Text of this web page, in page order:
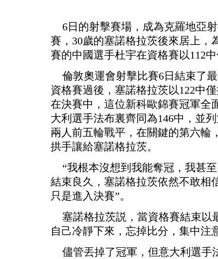
6日的射擊賽場，成為克羅地亞
賽，30歲的塞諾格拉茨後來居上，
賽的中國選手杜宇在資格賽以112
倫敦奧運會射擊比賽6日結束了
資格賽過後，塞諾格拉茨以122中
在決賽中，這位新科歐錦賽冠軍全
大利選手法布裏齊同為146中，並
兩人前五輪戰平，在關鍵的第六輪
拱手讓給塞諾格拉茨。
“我根本沒想到我能奪冠，我甚
結束良久，塞諾格拉茨依然不敢相
只是進入決賽”。
塞諾格拉茨説，當資格賽結束以
自己冷靜下來，忘掉比分，集中注
儘管丟掉了冠軍，但意大利選手